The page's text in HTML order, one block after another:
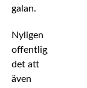
galan.
Nyligen
offentliggjordes
det att
även